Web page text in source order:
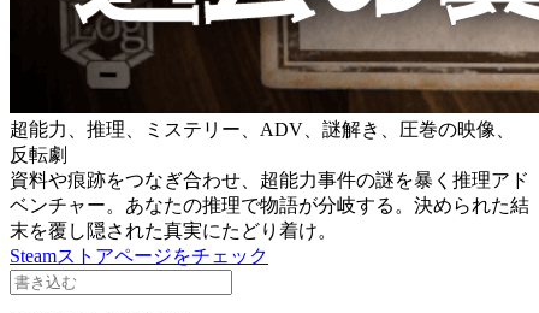
超能力、推理、ミステリー、ADV、謎解き、圧巻の映像、
反転劇
資料や痕跡をつなぎ合わせ、超能力事件の謎を暴く推理アド
ベンチャー。あなたの推理で物語が分岐する。決められた結
末を覆し隠された真実にたどり着け。
Steamストアページをチェック